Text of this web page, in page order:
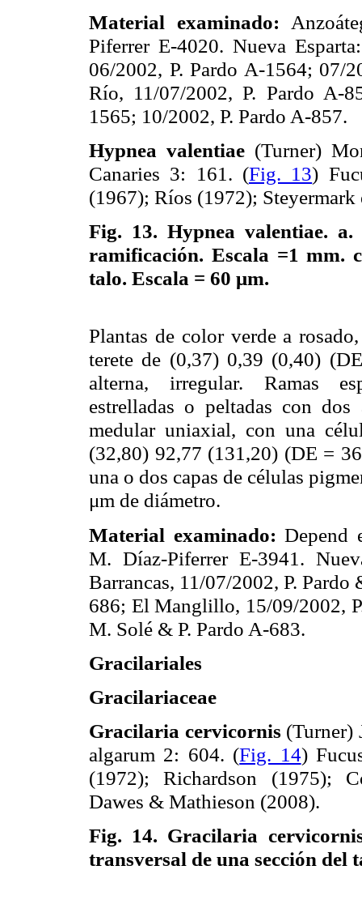
Material examinado:
Piferrer E-4020. Nueva
06/2002, P. Pardo A-1564; 07/
Río, 11/07/2002, P. Pardo A-
1565; 10/2002, P. Pardo A-857.
Hypnea valentiae (Turner)
Canaries 3: 161. (Fig. 13)
(1967); Ríos (1972);
Fig. 13. Hypnea valentiae.
ramificación. Escala =1 mm.
talo. Escala = 60 μm.
Plantas de color verde a
terete de (0,37) 0,39 (0,40)
alterna, irregular. Ramas
estrelladas o peltadas con
medular uniaxial, con una
(32,80) 92,77 (131,20) (DE =
una o dos capas de células
μm de diámetro.
Material examinado: Depend
M. Díaz-Piferrer E-3941.
Barrancas, 11/07/2002, P.
686; El Manglillo, 15/09/2002,
M. Solé & P. Pardo A-683.
Gracilariales
Gracilariaceae
Gracilaria cervicornis (Turner)
algarum 2: 604. (Fig. 14)
(1972); Richardson (1975);
Dawes & Mathieson (2008).
Fig. 14. Gracilaria
transversal de una sección del